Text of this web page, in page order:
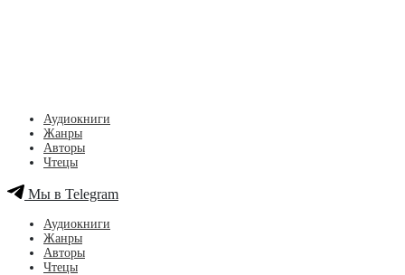
Аудиокниги
Жанры
Авторы
Чтецы
Мы в Telegram
Аудиокниги
Жанры
Авторы
Чтецы